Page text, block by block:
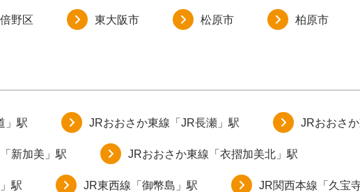
野区 東大阪市 松原市 柏原市
」駅 JRおおさか東線「JR長瀬」駅 JRおおさ
新加美」駅 JRおおさか東線「衣摺加美北」駅
駅 JR東西線「御幣島」駅 JR関西本線「久宝